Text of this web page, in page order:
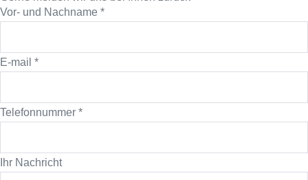
Vor- und Nachname *
E-mail *
Telefonnummer *
Ihr Nachricht